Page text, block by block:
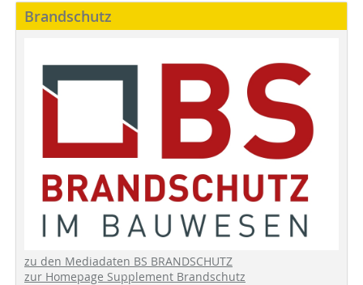
Brandschutz
zu den Mediadaten BS BRANDSCHUTZ
zur Homepage Supplement Brandschutz